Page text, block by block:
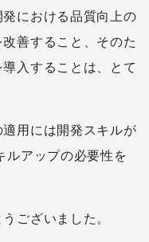
における品質向上の
善すること、そのた
入することは、とて
用には開発スキルが
ルアップの必要性を
ございました。